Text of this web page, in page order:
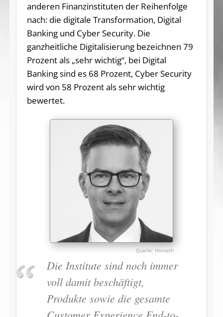
anderen Finanzinstituten der Reihenfolge
nach: die digitale Transformation, Digital
Banking und Cyber Security. Die
ganzheitliche Digitalisierung bezeichnen 79
Prozent als „sehr wichtig“, bei Digital
Banking sind es 68 Prozent, Cyber Security
wird von 58 Prozent als sehr wichtig
bewertet.
Horvath
Die Institute sind noch immer
voll damit beschäftigt,
Produkte sowie die gesamte